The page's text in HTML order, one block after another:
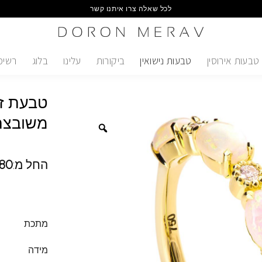
לכל שאלה צרו איתנו קשר
טבעות אירוסין טבעות נישואין ביקורות עלינו בלוג
טבעת
החל מ:
מתכת
מידה